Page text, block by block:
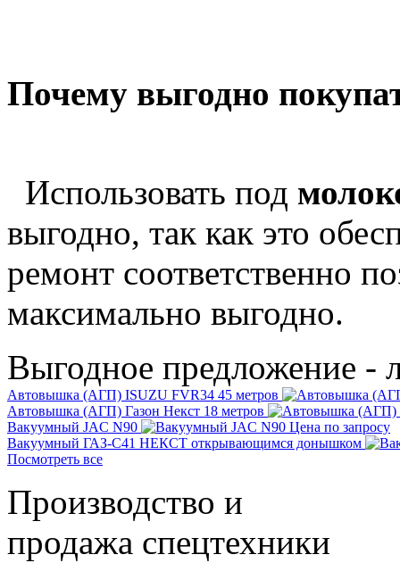
Почему выгодно
Использовать под
выгодно, так как это
ремонт соответственно
максимально выгодно.
Выгодное предложение -
Автовышка (АГП) ISUZU FVR34 45 метров
Автовышка (АГП) Газон Некст 18 метров
Вакуумный JAC N90
Цена по запросу
Вакуумный ГАЗ-С41 НЕКСТ открывающимся донышком
Посмотреть все
Производство и
продажа спецтехники